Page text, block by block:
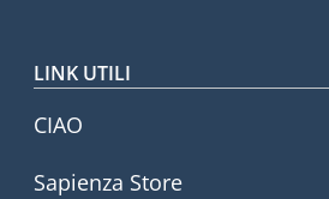
LINK UTILI
CIAO
Sapienza Store